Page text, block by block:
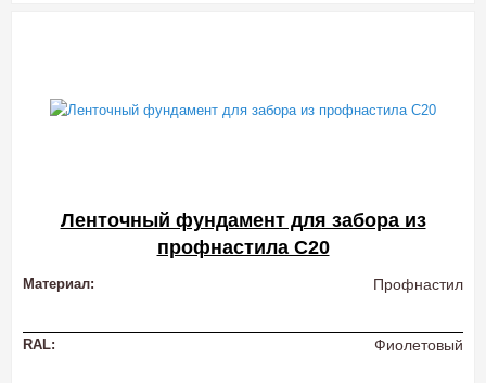
Ленточный фундамент для забора из
профнастила С20
Материал: Профнастил
RAL: Фиолетовый